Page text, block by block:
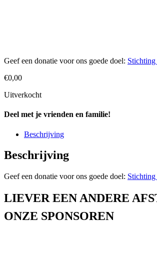
Geef een donatie voor ons goede doel:
€0,00
Uitverkocht
Deel met je vrienden en familie!
Beschrijving
Beschrijving
Geef een donatie voor ons goede doel:
LIEVER EEN ANDERE
ONZE SPONSOREN